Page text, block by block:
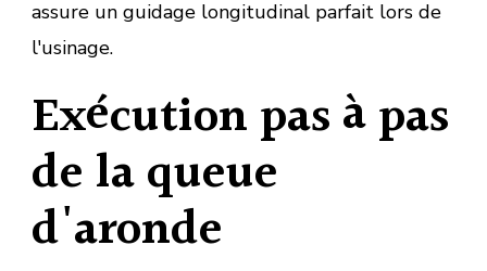
assure un guidage longitudinal parfait lors de
l'usinage.
Exécution pas à pas
de la queue
d'aronde